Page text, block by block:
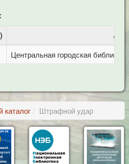
Центральная городская
каталог Штрафной удар